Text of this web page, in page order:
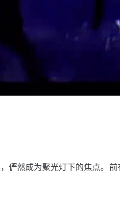
俨然成为聚光灯下的焦点。